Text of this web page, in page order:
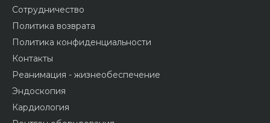
Сотрудничество
Политика возврата
Политика конфиденциальности
Контакты
Реанимация - жизнеобеспечение
Эндоскопия
Кардиология